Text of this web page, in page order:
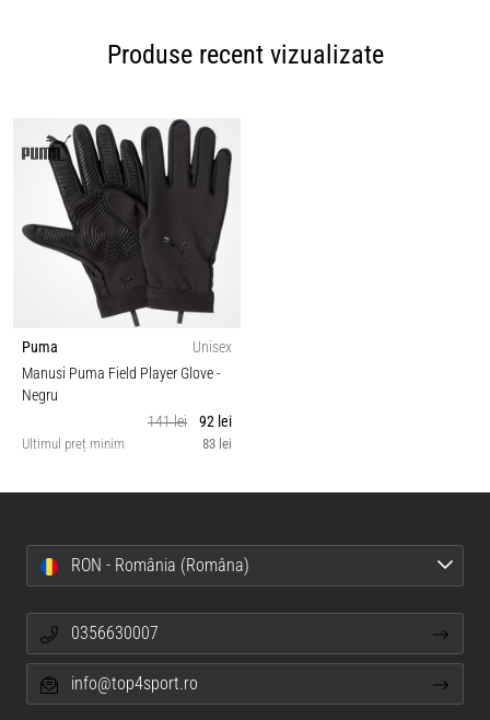
Produse recent vizualizate
Puma
Unisex
Manusi Puma Field Player Glove-
Negru
141 lei
92 lei
Ultimul preț minim 83 lei
RON - România (Româna)
0356630007
info@top4sport.ro